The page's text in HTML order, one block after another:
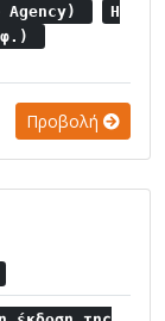
Η
Προβολή